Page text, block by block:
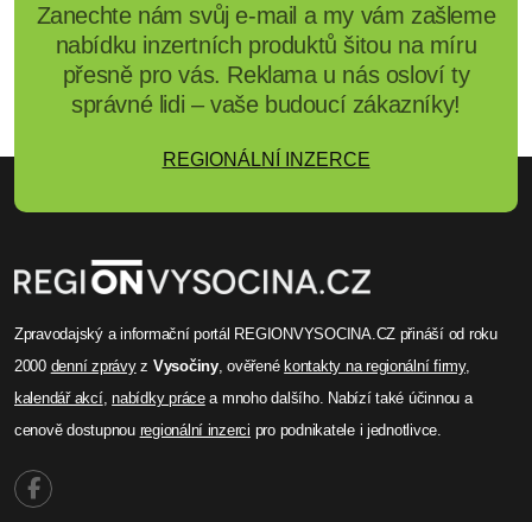
Zanechte nám svůj e-mail a my vám zašleme
nabídku inzertních produktů šitou na míru
přesně pro vás. Reklama u nás osloví ty
správné lidi – vaše budoucí zákazníky!
REGIONÁLNÍ INZERCE
Zpravodajský a informační portál REGIONVYSOCINA.CZ přináší od roku
2000 denní zprávyz Vysočiny, ověřené kontakty na regionální firmy,
kalendář akcí,nabídky prácea mnoho dalšího. Nabízí také účinnou a
cenově dostupnou regionální inzerci pro podnikatele i jednotlivce.